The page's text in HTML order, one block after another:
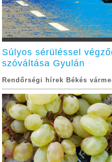
Súlyos sérüléssel
szóváltása Gyulán
Rendőrségi hírek Békés